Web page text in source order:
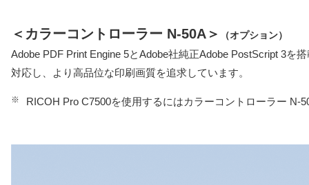
＜カラーコントローラー N-50A＞ （オプション）
Adobe PDF Print Engine 5とAdobe社純正Adobe PostScript 3
対応し、より高品位な印刷画質を追求しています。
※ RICOH Pro C7500を使用するにはカラーコントローラー N-